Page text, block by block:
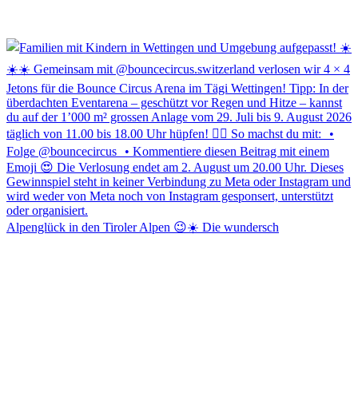
Alpenglück in den Tiroler Alpen 😉☀️ Die wundersch